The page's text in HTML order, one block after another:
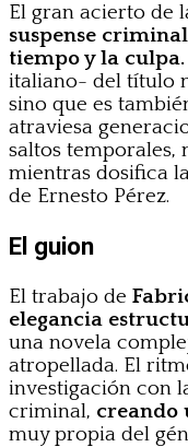
El gran acierto de
suspense
tiempo y la culpa.
italiano- del título
sino que es
atraviesa
saltos temporales,
mientras dosifica
de Ernesto Pérez.
El guion
El trabajo de
elegancia
una novela
atropellada. El
investigación con
criminal, creando
muy propia del